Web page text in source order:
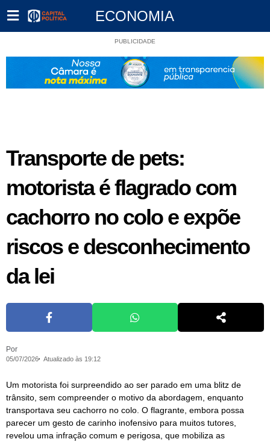
ECONOMIA
PUBLICIDADE
Transporte de pets:
motorista é flagrado com
cachorro no colo e expõe
riscos e desconhecimento
da lei
Por
05/07/2026 Atualizado às 19:12
Um motorista foi surpreendido ao ser parado em uma blitz de
trânsito, sem compreender o motivo da abordagem, enquanto
transportava seu cachorro no colo. O flagrante, embora possa
parecer um gesto de carinho inofensivo para muitos tutores,
revelou uma infração comum e perigosa, que mobiliza as